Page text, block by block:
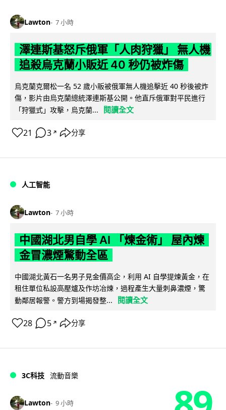
Lawton 7 小時
澤連斯基怒斥俄軍「人肉狩獵」 無人機
追殺烏克蘭小販近 40 秒仍被炸傷
烏克蘭克爾松一名 52 歲小販被俄軍無人機追擊近 40 秒後被炸
傷，影片由烏克蘭總統澤連斯基公開。他直斥俄軍對平民進行
「狩獵式」攻擊，烏克蘭...
閱讀全文
21 3 ↗ 分享
人工智能
Lawton 7 小時
中國湖北男自學 AI 「煉金術」 屋內煉
金冒濃煙驚動全區
中國湖北黃石一名男子見金價高企，利用 AI 自學提煉黃金，在
租住單位私設高壓爐及作坊冶煉，過程產生大量刺鼻濃煙，驚
動鄰居報警。警方到場揭發整...
閱讀全文
28 5 ↗ 分享
3C科技 流動音樂
Lawton 9 小時